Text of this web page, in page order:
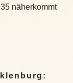
näherkommt